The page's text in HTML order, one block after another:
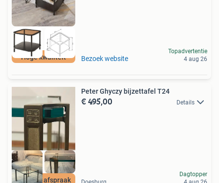
Hoge kwaliteit Bezoek website
Topadvertentie
4 aug 26
Open op afspraak
Peter Ghyczy bijzettafel T24
€ 495,00 Details
Dagtopper